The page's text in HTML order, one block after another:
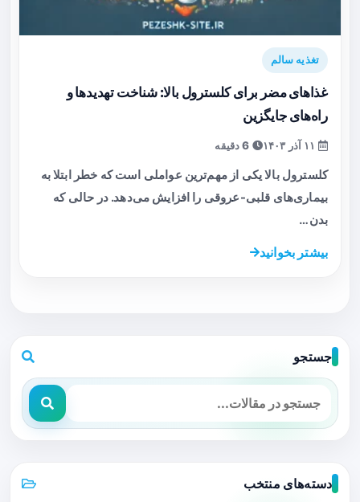
تغذیه سالم
غذاهای مضر برای کلسترول بالا: شناخت تهدیدها و
راه‌های جایگزین
کلسترول بالا یکی از مهم‌ترین عواملی است که خطر ابتلا به
بیماری‌های قلبی-عروقی را افزایش می‌دهد. در حالی که
بدن…
بیشتر بخوانید
جستجو
دسته‌های منتخب